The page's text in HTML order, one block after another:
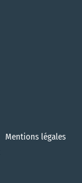
Mentions légales